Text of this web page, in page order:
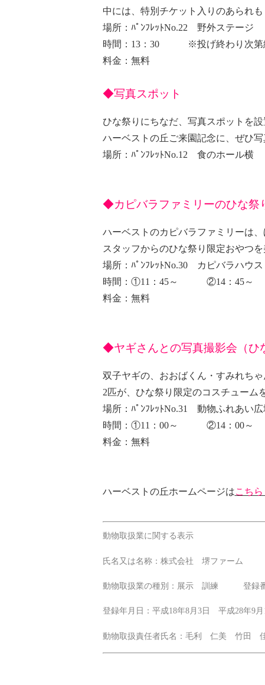
中には、特別チケット入りのあられも
場所：ﾊﾟﾝﾌﾚｯﾄNo.22 野外ステージ
時間：13：30 ※投げ終わり次第
料金：無料
◆写真スポット
ひな祭りにちなだ、写真スポットを設
ハーベストの丘ご来園記念に、ぜひ写
場所：ﾊﾟﾝﾌﾚｯﾄNo.12 食のホール横
◆カピバラファミリーのひな祭
ハーベストのカピバラファミリーは、
スタッフからのひな祭り限定おやつ
場所：ﾊﾟﾝﾌﾚｯﾄNo.30 カピバラハウス
時間：①11：45～ ②14：45～
料金：無料
◆ヤギさんとの写真撮影会（ひ
双子ヤギの、おおばくん・すみれち
2匹が、ひな祭り限定のコスチューム
場所：ﾊﾟﾝﾌﾚｯﾄNo.31 動物ふれあい広
時間：①11：00～ ②14：00
料金：無料
ハーベストの丘ホームページはこちら
動物取扱業に関する表示
氏名又は名称：株式会社 堺ファーム
動物取扱業の種別：展示 訓練 登録
登録年月日：平成18年8月3日 平成28年
動物取扱責任者氏名：毛利 仁美 竹田